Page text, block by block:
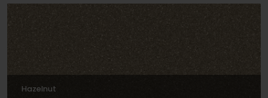
Hazelnut